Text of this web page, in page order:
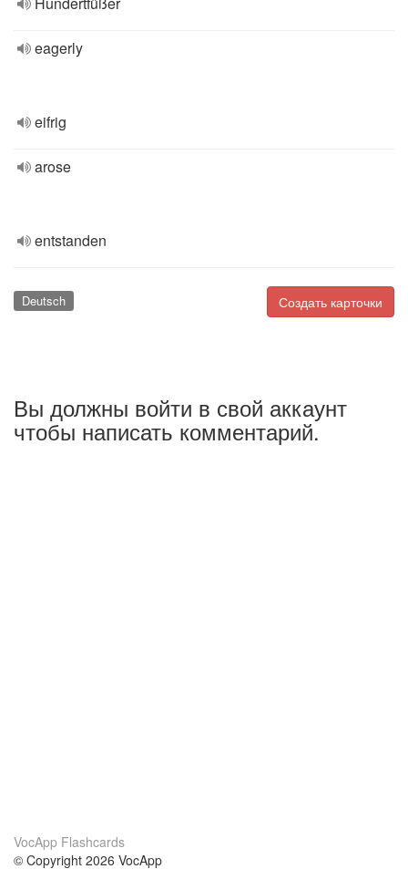
eagerly
eifrig
arose
entstanden
Создать карточки
Deutsch
Вы должны войти в свой аккаунт
чтобы написать комментарий.
VocApp Flashcards
© Copyright 2026 VocApp